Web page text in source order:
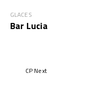
GLACES
Bar Lucia
CP Next